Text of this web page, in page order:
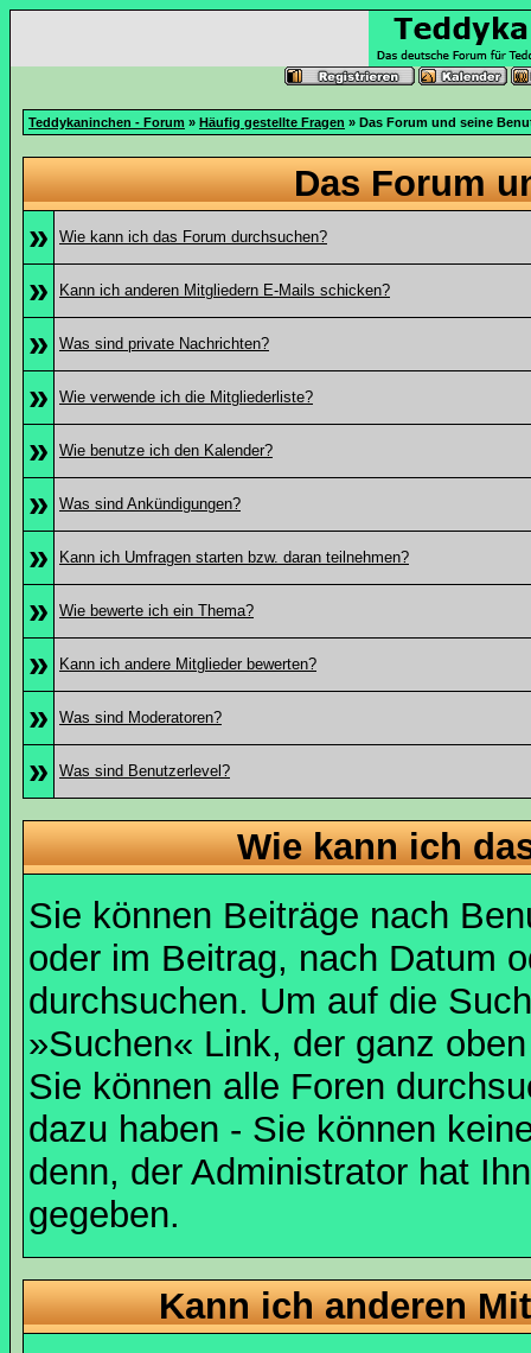
Teddykaninchen - Forum » Häufig gestellte Fragen » Das Forum und seine
Das Forum
»
Wie kann ich das Forum durchsuchen?
» Kann ich anderen Mitgliedern E-Mails schicken?
» Was sind private Nachrichten?
» Wie verwende ich die Mitgliederliste?
» Wie benutze ich den Kalender?
» Was sind Ankündigungen?
» Kann ich Umfragen starten bzw. daran teilnehmen?
» Wie bewerte ich ein Thema?
» Kann ich andere Mitglieder bewerten?
» Was sind Moderatoren?
» Was sind Benutzerlevel?
Wie kann ich
Sie können Beiträge nach
oder im Beitrag, nach Datum
durchsuchen. Um auf die
»Suchen« Link, der ganz
Sie können alle Foren
dazu haben - Sie können
denn, der Administrator hat
gegeben.
Kann ich anderen